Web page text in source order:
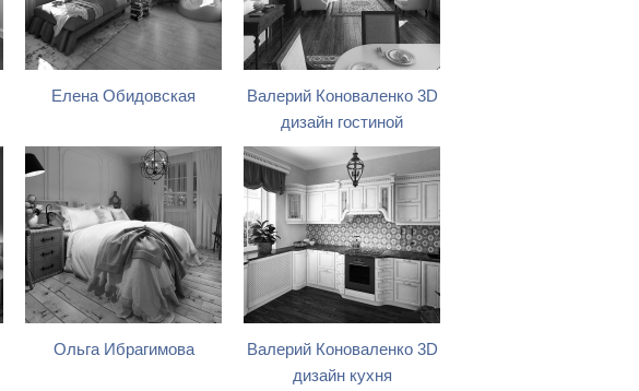
Елена Обидовская
Валерий Коноваленко 3D
дизайн гостиной
Ольга Ибрагимова
Валерий Коноваленко 3D
дизайн кухня